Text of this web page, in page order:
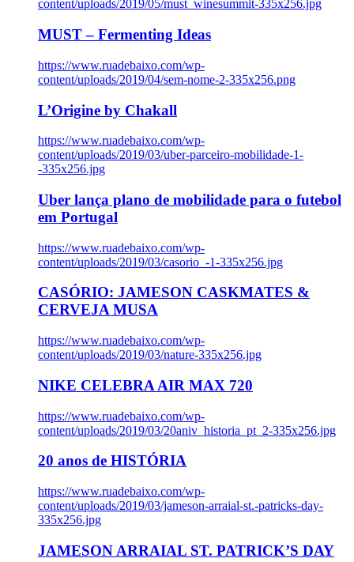
content/uploads/2019/05/must_winesummit-335x256.jpg
MUST – Fermenting Ideas
https://www.ruadebaixo.com/wp-
content/uploads/2019/04/sem-nome-2-335x256.png
L’Origine by Chakall
https://www.ruadebaixo.com/wp-
content/uploads/2019/03/uber-parceiro-mobilidade-1-
-335x256.jpg
Uber lança plano de mobilidade para o futebol
em Portugal
https://www.ruadebaixo.com/wp-
content/uploads/2019/03/casorio_-1-335x256.jpg
CASÓRIO: JAMESON CASKMATES &
CERVEJA MUSA
https://www.ruadebaixo.com/wp-
content/uploads/2019/03/nature-335x256.jpg
NIKE CELEBRA AIR MAX 720
https://www.ruadebaixo.com/wp-
content/uploads/2019/03/20aniv_historia_pt_2-335x256.jpg
20 anos de HISTÓRIA
https://www.ruadebaixo.com/wp-
content/uploads/2019/03/jameson-arraial-st.-patricks-day-
335x256.jpg
JAMESON ARRAIAL ST. PATRICK’S DAY